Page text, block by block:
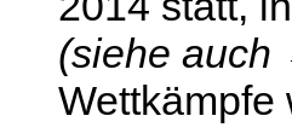
(siehe auch
Wettkämpfe